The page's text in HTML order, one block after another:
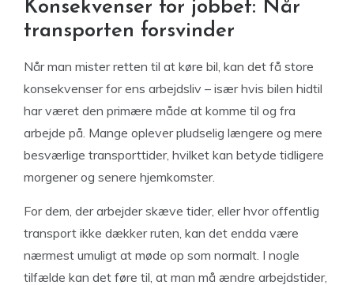
Konsekvenser for jobbet: Når
transporten forsvinder
Når man mister retten til at køre bil, kan det få store
konsekvenser for ens arbejdsliv – især hvis bilen hidtil
har været den primære måde at komme til og fra
arbejde på. Mange oplever pludselig længere og mere
besværlige transporttider, hvilket kan betyde tidligere
morgener og senere hjemkomster.
For dem, der arbejder skæve tider, eller hvor offentlig
transport ikke dækker ruten, kan det endda være
nærmest umuligt at møde op som normalt. I nogle
tilfælde kan det føre til, at man må ændre arbejdstider,